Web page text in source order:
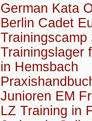
German Kata
Berlin Cadet
Trainingscamp
Trainingslager
in Hemsbach
Junioren EM
LZ Training in